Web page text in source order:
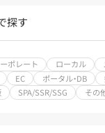
・家事） /
ィング（葬
フード・レ
ン / 介護・
医療・健
院・クリニ
SEO / DB・
SEO / ペ
ィ解除 /
対応 / 特殊
対応 / デ
（GA4・
Console）
探す
ポレート ローカル
EC ポータル・DB
SPA/SSR/SSG その